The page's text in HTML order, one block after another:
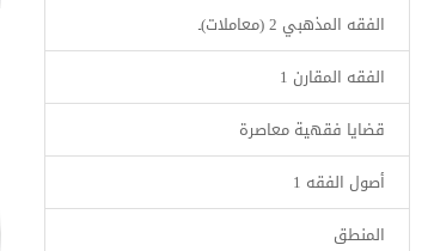
الفقه المذهبي 2 (معاملات)ـ
الفقه المقارن 1
قضايا فقهية معاصرة
أصول الفقه 1
المنطق